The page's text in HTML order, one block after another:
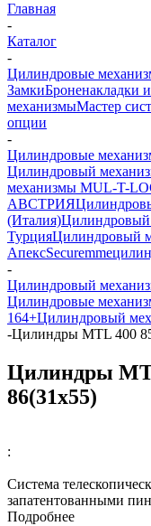
Главная
-
Каталог
-
Цилиндровые
ЗамкиБроненакладки
механизмыМастер
опции
-
Цилиндровые
Цилиндровый
механизмы MUL-T-
АВСТРИЯ
(Италия)Цилиндровый
ТурцияЦилиндровый
АпексSecuremme
-
Цилиндровый
Цилиндровые
164+Цилиндровый
-Цилиндры MTL 400
Цилиндры
86(31х55)
:
Система
запатентованными
Подробнее